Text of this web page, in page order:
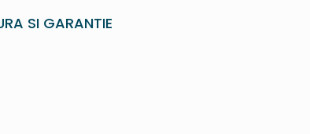
SI GARANTIE